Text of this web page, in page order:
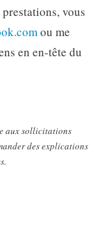
vous
ou me
en en-tête du
aux sollicitations
des explications